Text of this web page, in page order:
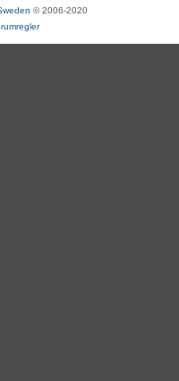
© 2006-2020